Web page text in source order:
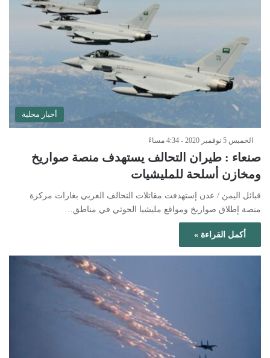
أخبار محلية
الخميس 5 نوفمبر 2020 - 4:34 مساءً
صنعاء : طيران التحالف يستهدف منصة صواريخ
ومخازن أسلحة للمليشيات
قبائل اليمن / عدن إستهدفت مقاتلات التحالف العربي بغارات مركزة
منصة إطلاق صواريخ ومواقع مليشيا الحوثي في مناطق…
أكمل القراءة »